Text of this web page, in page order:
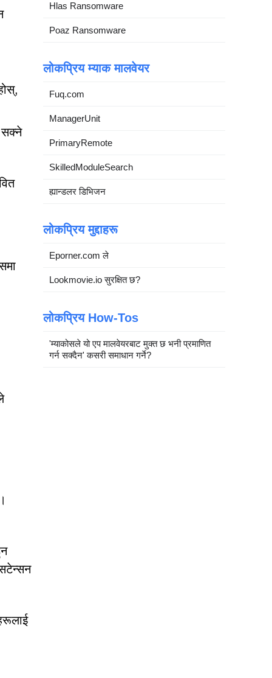
सक्ने
Hlas Ransomware
Poaz Ransomware
लोकप्रिय म्याक मालवेयर
Fuq.com
ManagerUnit
PrimaryRemote
SkilledModuleSearch
ह्यान्डलर डिभिजन
लोकप्रिय मुद्दाहरू
Eporner.com ले
Lookmovie.io सुरक्षित छ?
लोकप्रिय How-Tos
'म्याकोसले यो एप मालवेयरबाट मुक्त छ भनी प्रमाणित
गर्न सक्दैन' कसरी समाधान गर्ने?